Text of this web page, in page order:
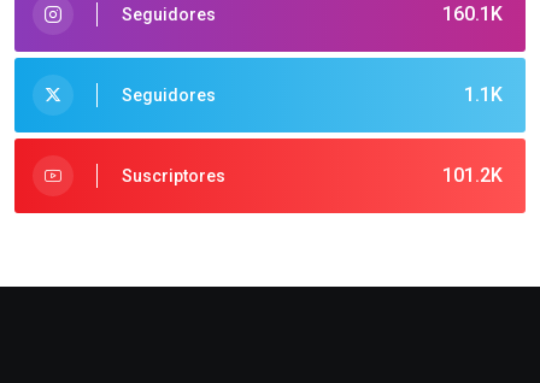
160.1K
Seguidores
1.1K
Seguidores
101.2K
Suscriptores